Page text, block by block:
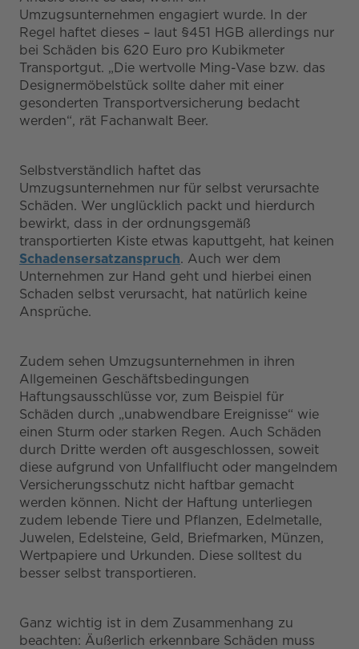
Umzugsunternehmen engagiert wurde. In der
Regel haftet dieses – laut §451 HGB allerdings nur
bei Schäden bis 620 Euro pro Kubikmeter
Transportgut. „Die wertvolle Ming-Vase bzw. das
Designermöbelstück sollte daher mit einer
gesonderten Transportversicherung bedacht
werden“, rät Fachanwalt Beer.
Selbstverständlich haftet das
Umzugsunternehmen nur für selbst verursachte
Schäden. Wer unglücklich packt und hierdurch
bewirkt, dass in der ordnungsgemäß
transportierten Kiste etwas kaputtgeht, hat keinen
Schadensersatzanspruch. Auch wer dem
Unternehmen zur Hand geht und hierbei einen
Schaden selbst verursacht, hat natürlich keine
Ansprüche.
Zudem sehen Umzugsunternehmen in ihren
Allgemeinen Geschäftsbedingungen
Haftungsausschlüsse vor, zum Beispiel für
Schäden durch „unabwendbare Ereignisse“ wie
einen Sturm oder starken Regen. Auch Schäden
durch Dritte werden oft ausgeschlossen, soweit
diese aufgrund von Unfallflucht oder mangelndem
Versicherungsschutz nicht haftbar gemacht
werden können. Nicht der Haftung unterliegen
zudem lebende Tiere und Pflanzen, Edelmetalle,
Juwelen, Edelsteine, Geld, Briefmarken, Münzen,
Wertpapiere und Urkunden. Diese solltest du
besser selbst transportieren.
Ganz wichtig ist in dem Zusammenhang zu
beachten: Äußerlich erkennbare Schäden muss